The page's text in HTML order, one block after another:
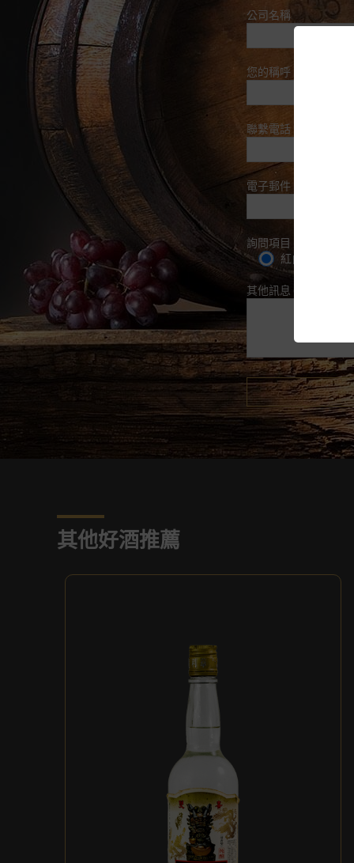
公司名稱
您的稱呼
聯繫電話
電子郵件
詢問項目
紅白酒
其他訊息 (選填)
其他好酒推薦